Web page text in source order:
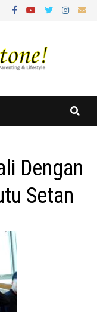
Dengan
Setan